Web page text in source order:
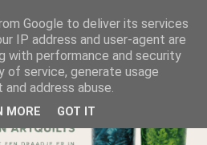
Google to deliver its services
IP address and user-agent are
with performance and security
of service, generate usage
address abuse.
MORE GOT IT